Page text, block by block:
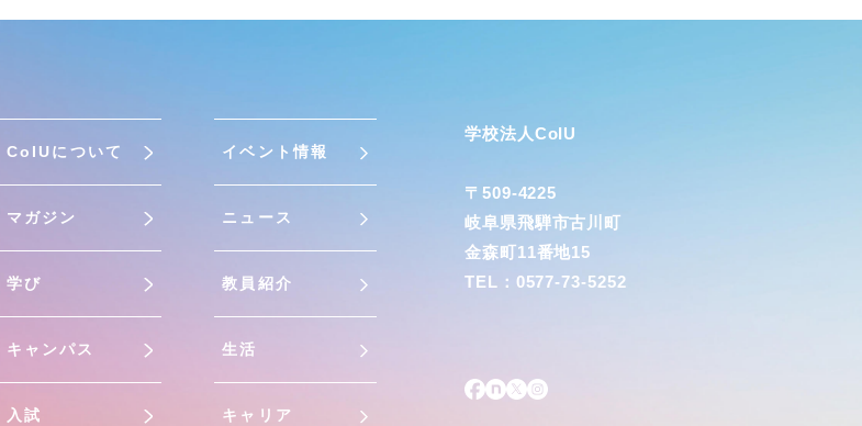
CoIUについて イベント情報
マガジン ニュース
学び 教員紹介
キャンパス 生活
入試 キャリア
学校法人CoIU
〒509-4225
岐阜県飛騨市古川町
金森町11番地15
TEL：0577-73-5252